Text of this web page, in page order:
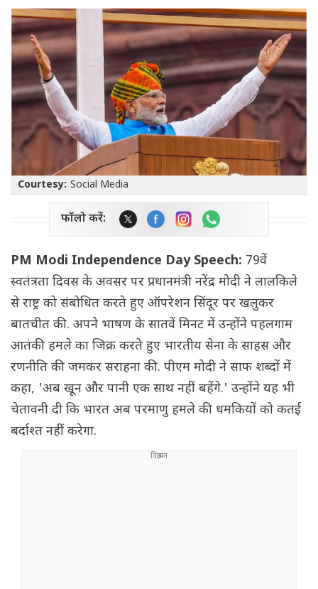
Courtesy: Social Media
फॉलो करें:
PM Modi Independence Day Speech: 79वें
स्वतंत्रता दिवस के अवसर पर प्रधानमंत्री नरेंद्र मोदी ने लालकिले
से राष्ट्र को संबोधित करते हुए ऑपरेशन सिंदूर पर खलुकर
बातचीत की. अपने भाषण के सातवें मिनट में उन्होंने पहलगाम
आतंकी हमले का जिक्र करते हुए भारतीय सेना के साहस और
रणनीति की जमकर सराहना की. पीएम मोदी ने साफ शब्दों में
कहा, 'अब खून और पानी एक साथ नहीं बहेंगे.' उन्होंने यह भी
चेतावनी दी कि भारत अब परमाणु हमले की धमकियों को कतई
बर्दाश्त नहीं करेगा.